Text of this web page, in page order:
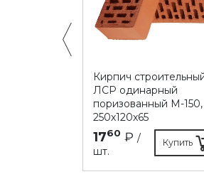
Кирпич
ЛСР одинарный
поризованный М-150,
250х120х65
1760 ₽ /
шт.
Купить